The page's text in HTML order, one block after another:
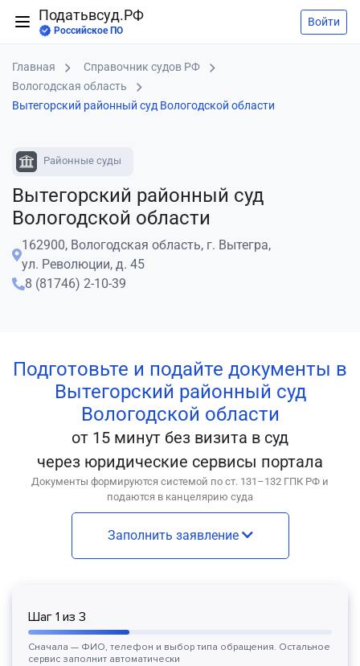
Податьвсуд.РФ
Российское ПО
Войти
Главная
Справочник судов РФ
Вологодская область
Вытегорский районный суд Вологодской области
Районные суды
Вытегорский районный суд
Вологодской области
162900, Вологодская область, г. Вытегра,
ул. Революции, д. 45
8 (81746) 2-10-39
Подготовьте и подайте документы в
Вытегорский районный суд
Вологодской области
от 15 минут без визита в суд
через юридические сервисы портала
Документы формируются системой по ст. 131–132 ГПК РФ и
подаются в канцелярию суда
Заполнить заявление
Шаг 1 из 3
Сначала — ФИО, телефон и выбор типа обращения. Остальное
сервис заполнит автоматически